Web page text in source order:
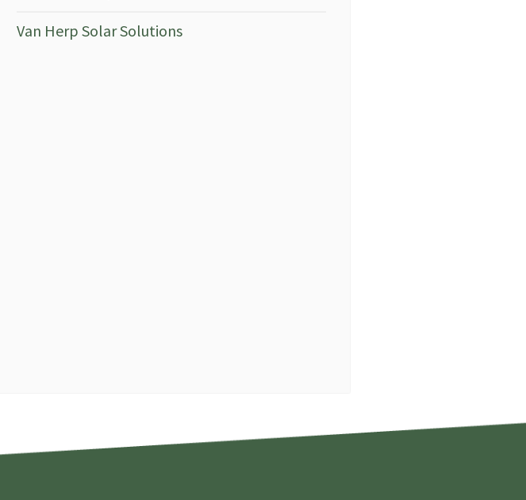
Van Herp Solar Solutions